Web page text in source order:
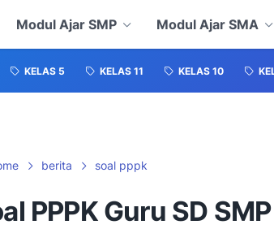
Modul Ajar SMP Modul Ajar SMA
KELAS 5 KELAS 11 KELAS 10
berita soal pppk
PPPK Guru SD